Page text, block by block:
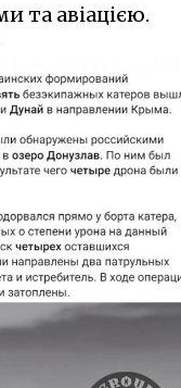
та авіацією.